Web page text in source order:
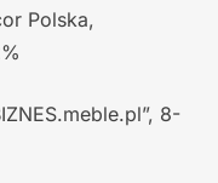
Polska,
8-